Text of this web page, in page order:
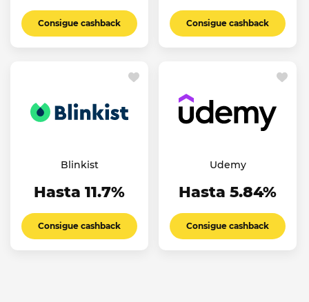
Consigue cashback Consigue cashback
Blinkist
Hasta 11.7%
Consigue cashback
Udemy
Hasta 5.84%
Consigue cashback